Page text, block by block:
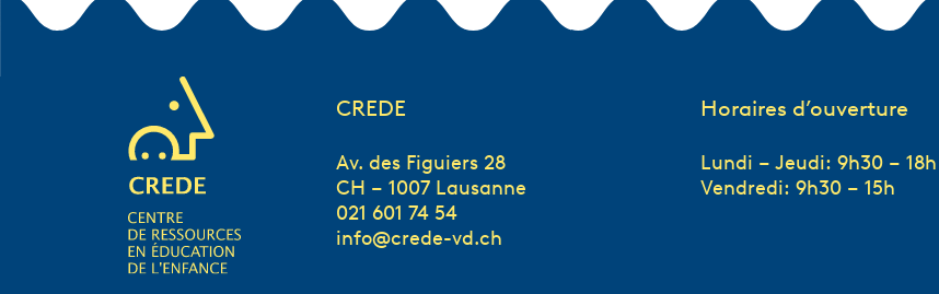
CREDE
Av. des Figuiers 28
CH – 1007 Lausanne
021 601 74 54
info@crede-vd.ch
Horaires d’ouverture
Lundi – Jeudi: 9h30 – 18h
Vendredi: 9h30 – 15h